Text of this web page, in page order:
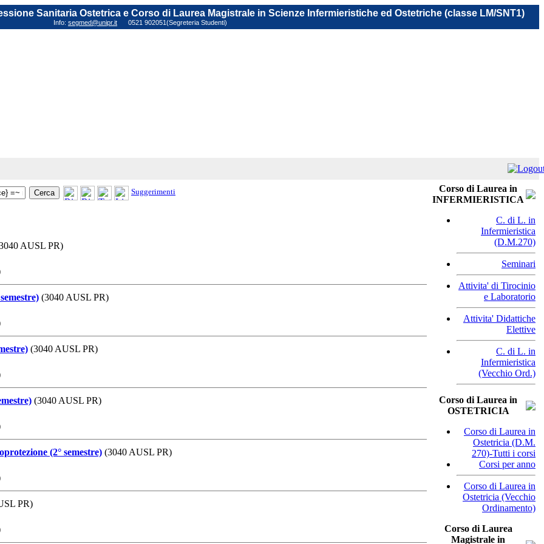
Sanitaria Ostetrica e Corso di Laurea Magistrale in Scienze Infermieristiche ed Ostetriche (classe LM/SNT1)
Info: segmed@unipr.it 0521 902051(Segreteria Studenti)
Suggerimenti
AUSL PR)
(3040 AUSL PR)
(3040 AUSL PR)
(3040 AUSL PR)
(2° semestre) (3040 AUSL PR)
PR)
Corso di Laurea in
INFERMIERISTICA
C. di L. in
Infermieristica
(D.M.270)
Seminari
Attivita' di Tirocinio
e Laboratorio
Attivita' Didattiche
Elettive
C. di L. in
Infermieristica
(Vecchio Ord.)
Corso di Laurea in
OSTETRICIA
Corso di Laurea in
Ostetricia (D.M.
270)-Tutti i corsi
Corsi per anno
Corso di Laurea in
Ostetricia (Vecchio
Ordinamento)
Corso di Laurea
Magistrale in